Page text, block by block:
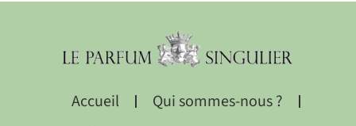
Accueil
Qui sommes-nous ?